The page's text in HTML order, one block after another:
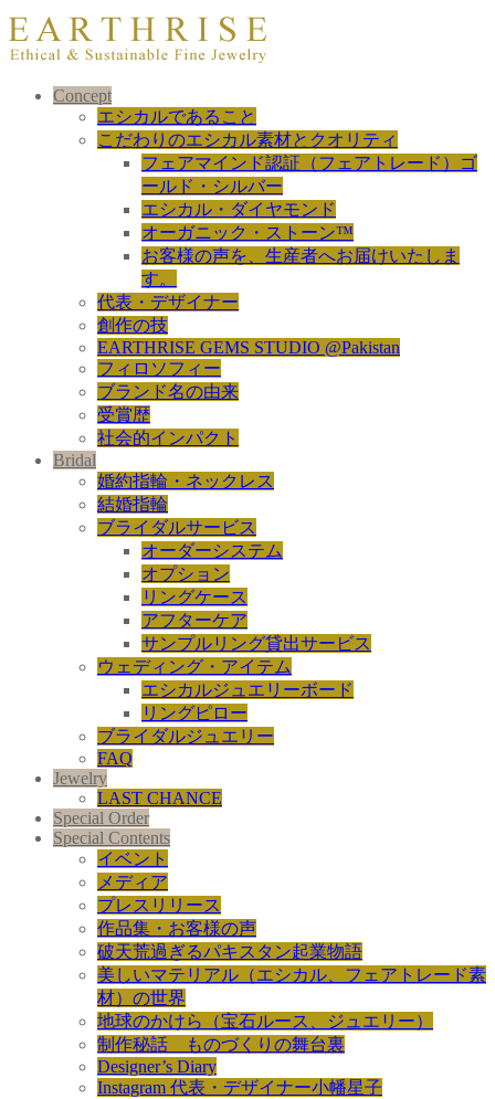
Concept
エシカルであること
こだわりのエシカル素材とクオリティ
フェアマインド認証（フェアトレード）ゴ
ールド・シルバー
エシカル・ダイヤモンド
オーガニック・ストーン™
お客様の声を、生産者へお届けいたしま
す。
代表・デザイナー
創作の技
EARTHRISE GEMS STUDIO @Pakistan
フィロソフィー
ブランド名の由来
受賞歴
社会的インパクト
Bridal
婚約指輪・ネックレス
結婚指輪
ブライダルサービス
オーダーシステム
オプション
リングケース
アフターケア
サンプルリング貸出サービス
ウェディング・アイテム
エシカルジュエリーボード
リングピロー
ブライダルジュエリー
FAQ
Jewelry
LAST CHANCE
Special Order
Special Contents
イベント
メディア
プレスリリース
作品集・お客様の声
破天荒過ぎるパキスタン起業物語
美しいマテリアル（エシカル、フェアトレード素
材）の世界
地球のかけら（宝石ルース、ジュエリー）
制作秘話 ものづくりの舞台裏
Designer’s Diary
Instagram 代表・デザイナー小幡星子